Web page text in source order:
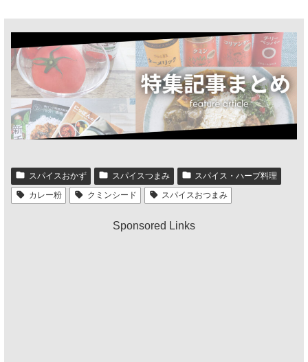
スパイスおかず スパイスつまみ
スパイス・ハーブ料理
カレー粉
クミンシード スパイスおつまみ
Sponsored Links